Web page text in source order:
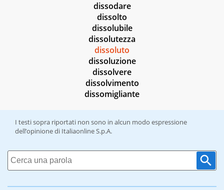
dissodare
dissolto
dissolubile
dissolutezza
dissoluto
dissoluzione
dissolvere
dissolvimento
dissomigliante
I testi sopra riportati non sono in alcun modo espressione
dell’opinione di Italiaonline S.p.A.